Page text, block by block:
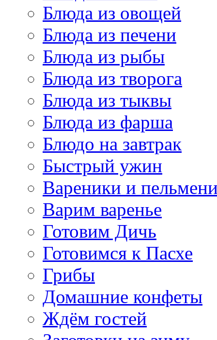
Блюда из овощей
Блюда из печени
Блюда из рыбы
Блюда из творога
Блюда из тыквы
Блюда из фарша
Блюдо на завтрак
Быстрый ужин
Вареники и
Варим варенье
Готовим Дичь
Готовимся к Пасхе
Грибы
Домашние конфеты
Ждём гостей